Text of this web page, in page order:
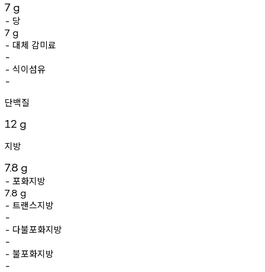
7 g
- 당
7 g
- 대체 감미료
-
- 식이섬유
-
단백질
12 g
지방
7.8 g
- 포화지방
7.8 g
- 트랜스지방
-
- 다불포화지방
-
- 불포화지방
-